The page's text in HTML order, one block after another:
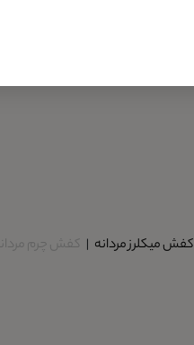
کفش میکلرز مردانه | کفش چرم